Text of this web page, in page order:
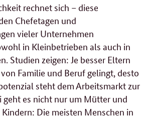
rechnet sich – diese
Chefetagen und
vieler Unternehmen
in Kleinbetrieben als auch in
Studien zeigen: Je besser Eltern
Familie und Beruf gelingt, desto
steht dem Arbeitsmarkt zur
geht es nicht nur um Mütter und
Die meisten Menschen in